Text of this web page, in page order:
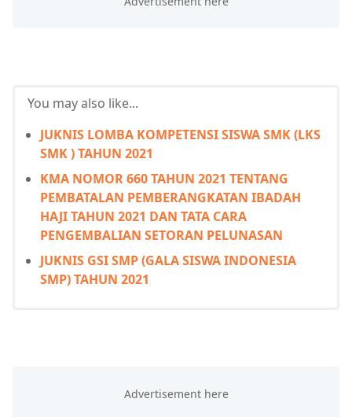
You may also like...
JUKNIS LOMBA KOMPETENSI SISWA SMK (LKS
SMK ) TAHUN 2021
KMA NOMOR 660 TAHUN 2021 TENTANG
PEMBATALAN PEMBERANGKATAN IBADAH
HAJI TAHUN 2021 DAN TATA CARA
PENGEMBALIAN SETORAN PELUNASAN
JUKNIS GSI SMP (GALA SISWA INDONESIA
SMP) TAHUN 2021